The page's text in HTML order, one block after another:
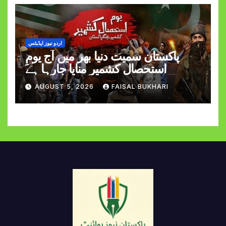
اردو نیوز اپڈیٹس
پاکستان سمیت دنیا بھر میں آج یومِ
استحصالِ کشمیر منایا جارہا ہے
AUGUST 5, 2026 FAISAL BUKHARI